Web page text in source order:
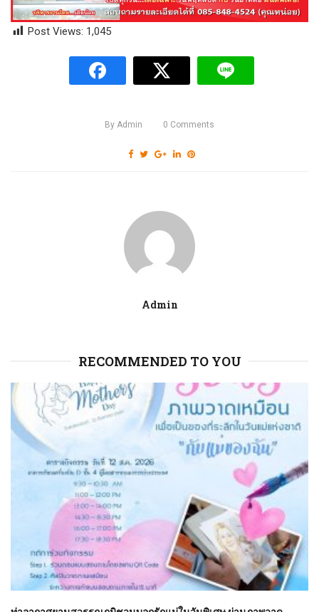
Post Views: 1,045
By Admin 0 Comments
Admin
RECOMMENDED TO YOU